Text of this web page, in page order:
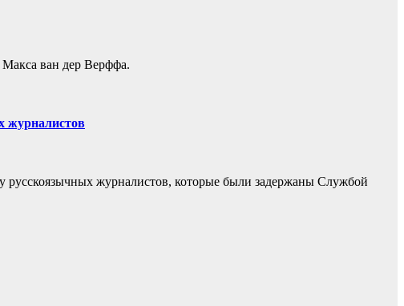
Макса ван дер Верффа.
журналистов
журналистов, которые были задержаны Службой